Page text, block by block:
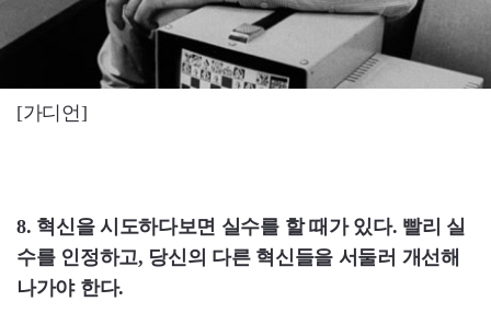
[가디언]
8. 혁신을 시도하다보면 실수를 할 때가 있다. 빨리 실
수를 인정하고, 당신의 다른 혁신들을 서둘러 개선해
나가야 한다.